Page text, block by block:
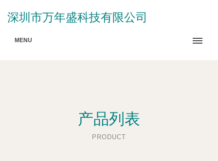
深圳市万年盛科技有限公司
MENU
产品列表
PRODUCT